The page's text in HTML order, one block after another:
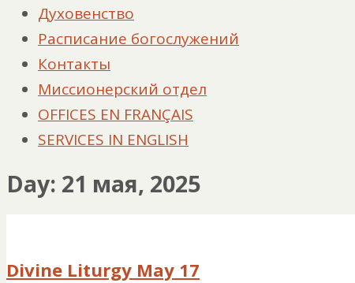
Духовенство
Расписание богослужений
Контакты
Миссионерский отдел
OFFICES EN FRANÇAIS
SERVICES IN ENGLISH
Day: 21 мая, 2025
Divine Liturgy May 17